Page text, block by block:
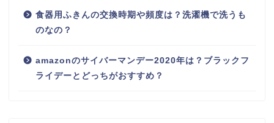
食器用ふきんの交換時期や頻度は？洗濯機で洗うも
のなの？
amazonのサイバーマンデー2020年は？ブラックフ
ライデーとどっちがおすすめ？